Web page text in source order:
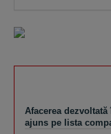
Afacerea
ajuns pe lista